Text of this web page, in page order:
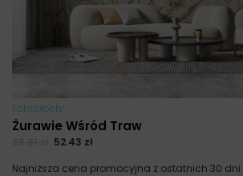
Fototapety
Żurawie Wśród Traw
52.43 zł
Najniższa cena promocyjna z ostatnich 30 dni: